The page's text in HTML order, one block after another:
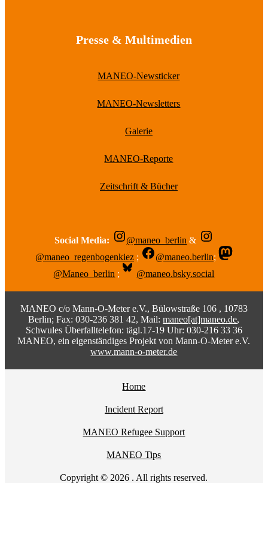
Presse & Multimedien
MANEO-Newsticker
MANEO-Newsletters
Galerie
MANEO-Reporte
Zeitschrift & Bücher
Social Media: @maneo_berlin &
@maneo_regenbogenkiez ; @maneo.berlin;
@Maneo_berlin ; @maneo.bsky.social
MANEO c/o Mann-O-Meter e.V., Bülowstraße 106 , 10783
Berlin; Fax: 030-236 381 42, Mail:maneo[at]maneo.de,
Schwules Überfalltelefon: tägl.17-19 Uhr: 030-216 33 36
MANEO, ein eigenständiges Projekt von Mann-O-Meter e.V.
www.mann-o-meter.de
Home
Incident Report
MANEO Refugee Support
MANEO Tips
Copyright © 2026 . All rights reserved.